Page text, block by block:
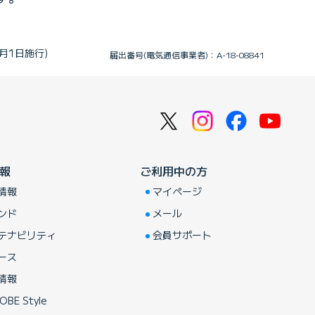
1日施行) 届出番号(電気通信事業者)：A-18-08841
報
ド
ナビリティ
ス
報
Style
ご利用中の方
マイページ
メール
会員サポート